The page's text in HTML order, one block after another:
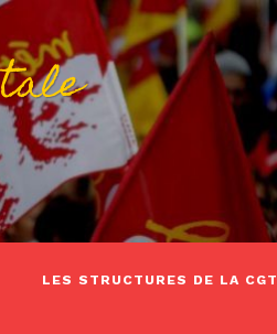
LES STRUCTURES DE LA CGT